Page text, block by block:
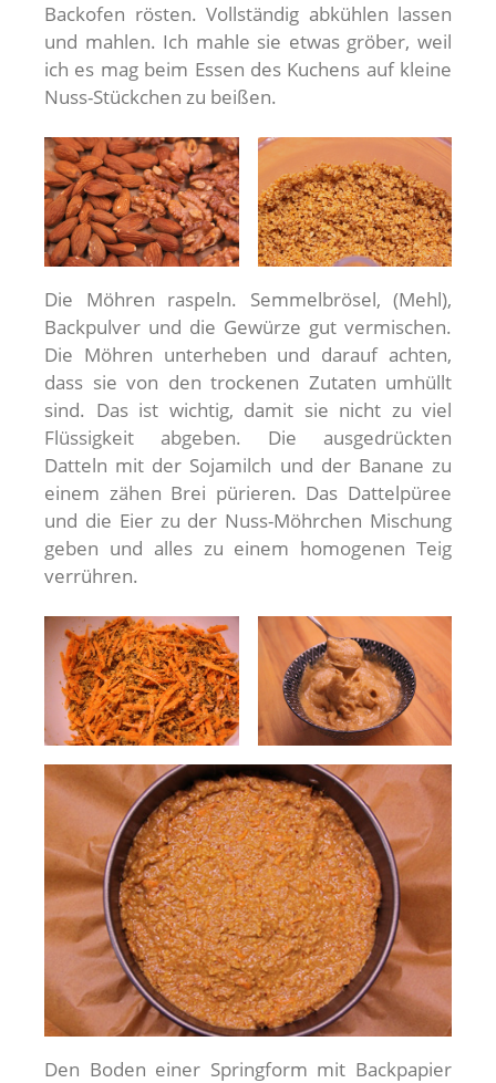
Backofen rösten. Vollständig abkühlen lassen
und mahlen. Ich mahle sie etwas gröber, weil
ich es mag beim Essen des Kuchens auf kleine
Nuss-Stückchen zu beißen.
Die Möhren raspeln. Semmelbrösel, (Mehl),
Backpulver und die Gewürze gut vermischen.
Die Möhren unterheben und darauf achten,
dass sie von den trockenen Zutaten umhüllt
sind. Das ist wichtig, damit sie nicht zu viel
Flüssigkeit abgeben. Die ausgedrückten
Datteln mit der Sojamilch und der Banane zu
einem zähen Brei pürieren. Das Dattelpüree
und die Eier zu der Nuss-Möhrchen Mischung
geben und alles zu einem homogenen Teig
verrühren.
Den Boden einer Springform mit Backpapier